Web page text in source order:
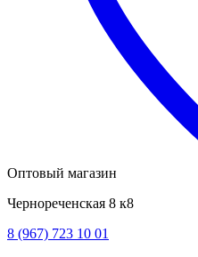
Оптовый магазин
Чернореченская 8 к8
8 (967) 723 10 01